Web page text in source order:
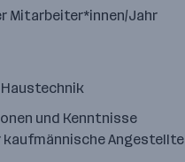
Mitarbeiter*innen/Jahr
Haustechnik
und Kenntnisse
Angestellte